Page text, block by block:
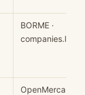
BORME ·
OpenMercantil